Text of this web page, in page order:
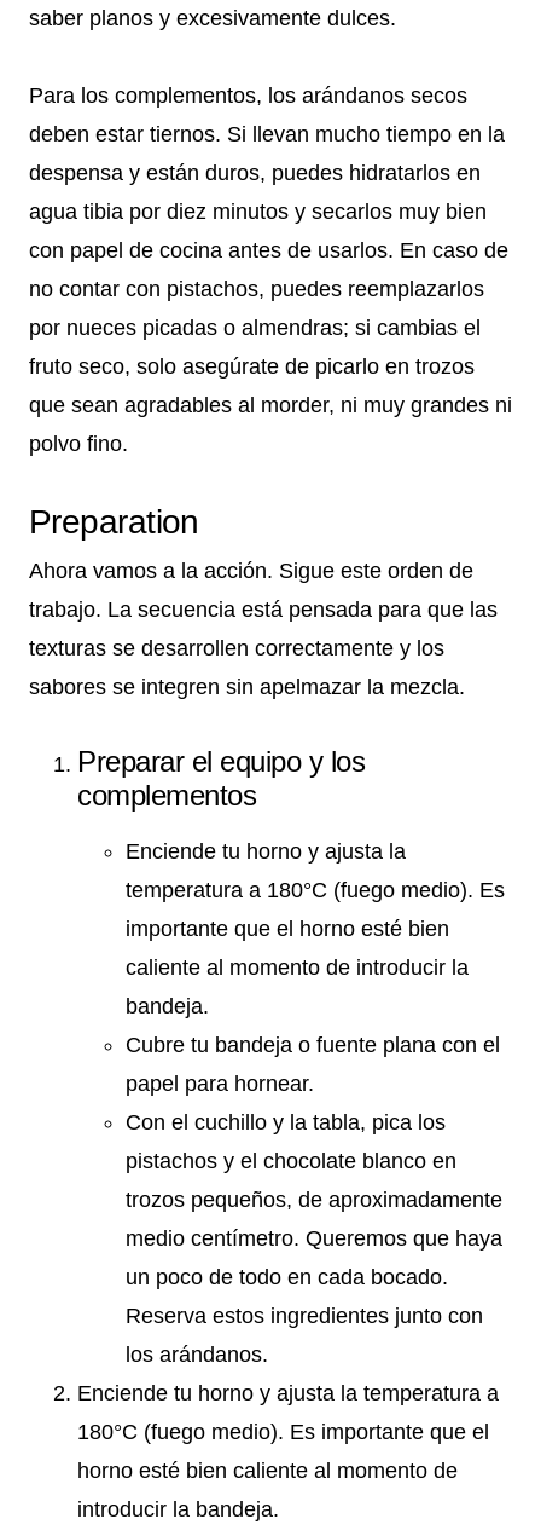
saber planos y excesivamente dulces.
Para los complementos, los arándanos secos
deben estar tiernos. Si llevan mucho tiempo en la
despensa y están duros, puedes hidratarlos en
agua tibia por diez minutos y secarlos muy bien
con papel de cocina antes de usarlos. En caso de
no contar con pistachos, puedes reemplazarlos
por nueces picadas o almendras; si cambias el
fruto seco, solo asegúrate de picarlo en trozos
que sean agradables al morder, ni muy grandes ni
polvo fino.
Preparation
Ahora vamos a la acción. Sigue este orden de
trabajo. La secuencia está pensada para que las
texturas se desarrollen correctamente y los
sabores se integren sin apelmazar la mezcla.
Preparar el equipo y los
complementos
Enciende tu horno y ajusta la
temperatura a 180°C (fuego medio). Es
importante que el horno esté bien
caliente al momento de introducir la
bandeja.
Cubre tu bandeja o fuente plana con el
papel para hornear.
Con el cuchillo y la tabla, pica los
pistachos y el chocolate blanco en
trozos pequeños, de aproximadamente
medio centímetro. Queremos que haya
un poco de todo en cada bocado.
Reserva estos ingredientes junto con
los arándanos.
Enciende tu horno y ajusta la temperatura a
180°C (fuego medio). Es importante que el
horno esté bien caliente al momento de
introducir la bandeja.